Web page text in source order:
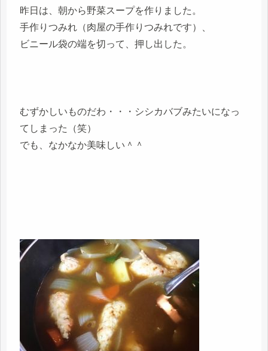
昨日は、朝から野菜スープを作りました。
手作りつみれ（肉屋の手作りつみれです）、
ビニール袋の端を切って、押し出した。
むずかしいものだわ・・・シシカバブみたいになっ
てしまった（笑）
でも、なかなか美味しい＾＾